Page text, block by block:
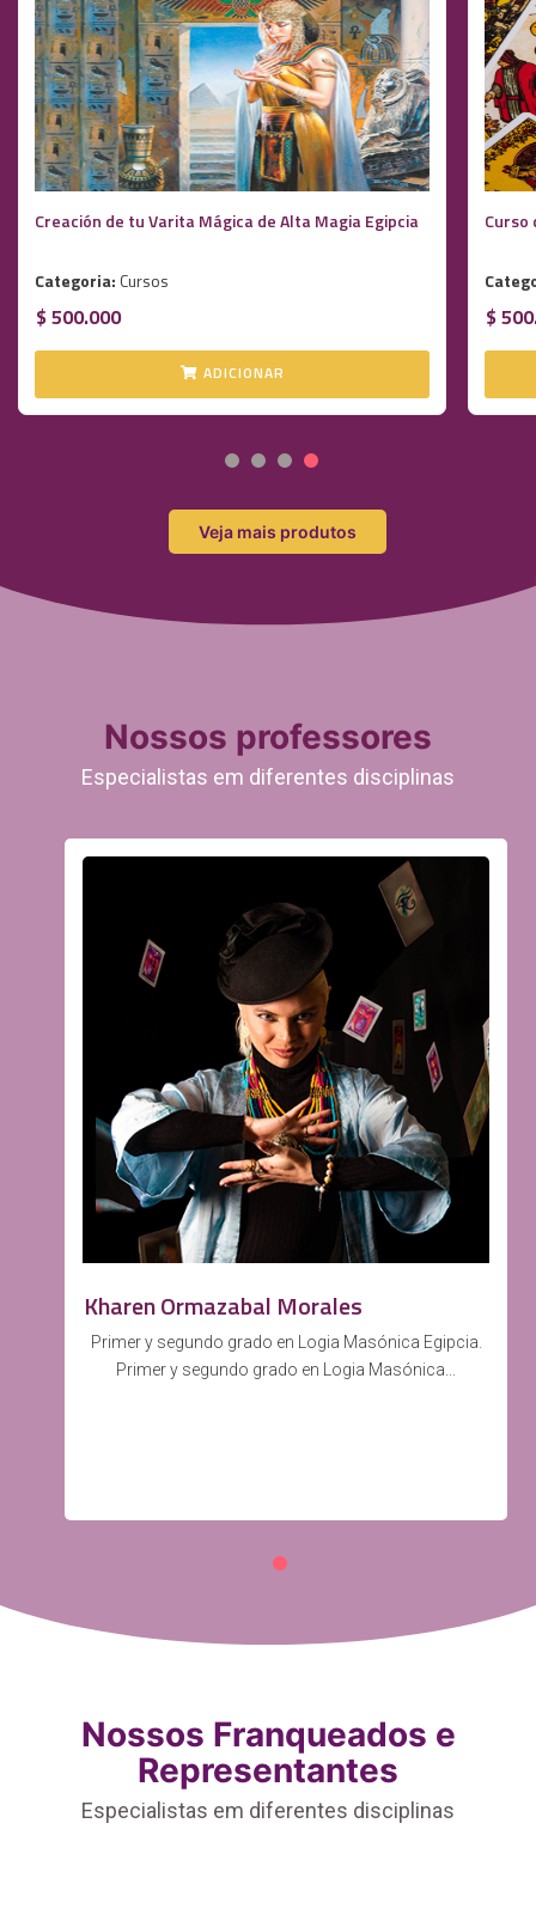
Creación de tu Varita Mágica de Alta Magia Egipcia
Categoria: Cursos
$ 500.000
ADICIONAR
Curso
$
Veja mais produtos
Nossos professores
Especialistas em diferentes disciplinas
Kharen Ormazabal Morales
Primer y segundo grado en Logia Masónica Egipcia.
Primer y segundo grado en Logia Masónica...
Nossos Franqueados e
Representantes
Especialistas em diferentes disciplinas